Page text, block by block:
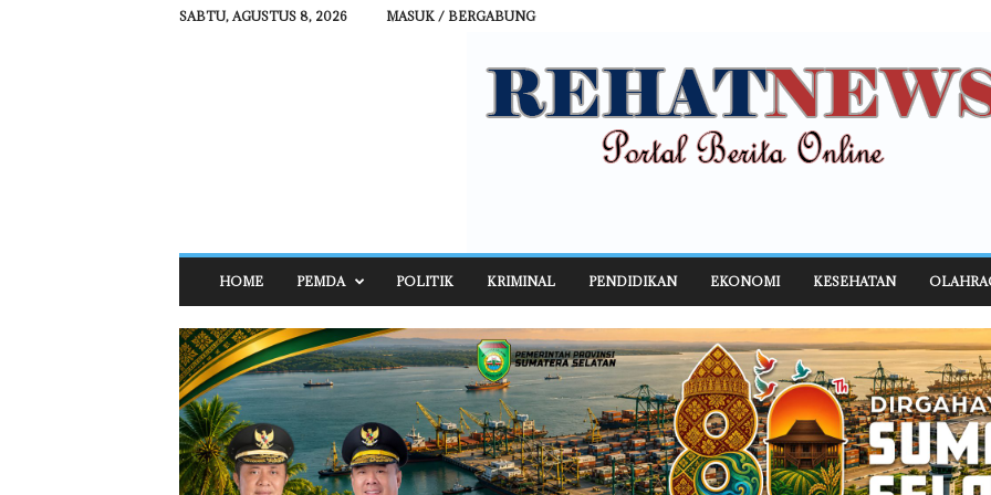
SABTU, AGUSTUS 8, 2026 MASUK / BERGABUNG
H
A
T
N
E
W
S
HOME PEMDA POLITIK KRIMINAL PENDIDIKAN EKONOMI KESEHATAN